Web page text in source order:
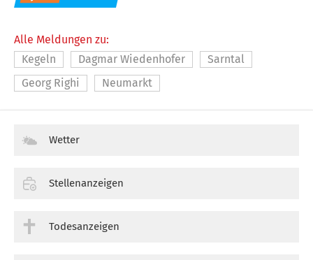
Alle Meldungen zu:
Kegeln
Dagmar Wiedenhofer
Sarntal
Georg Righi
Neumarkt
Wetter
Stellenanzeigen
Todesanzeigen